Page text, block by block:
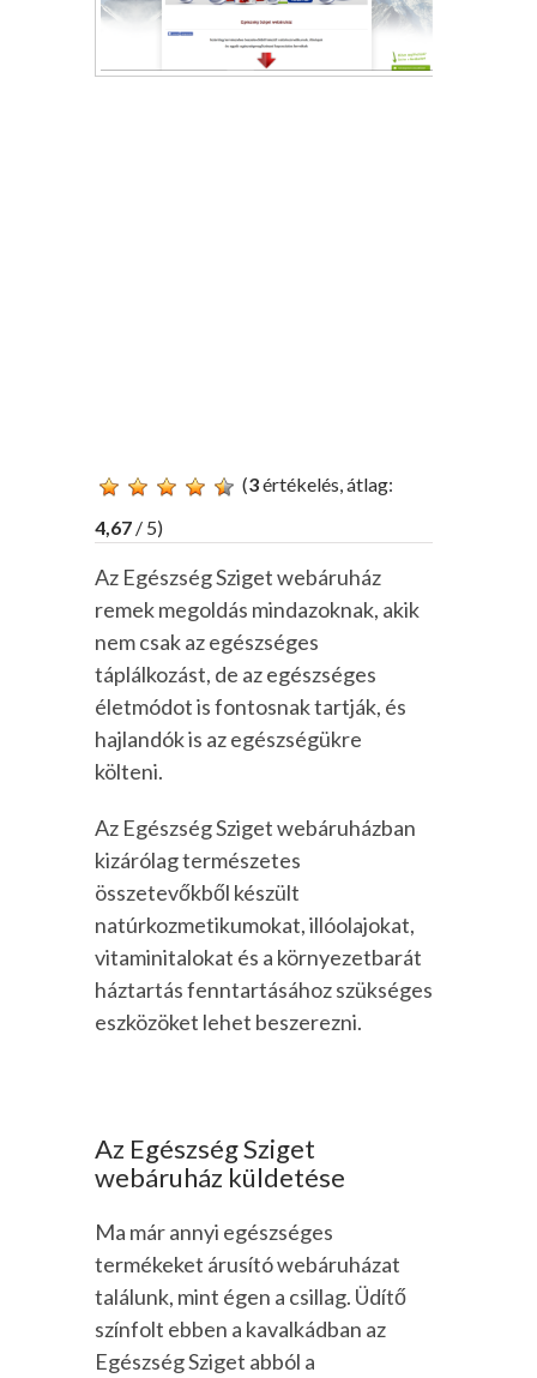
(3értékelés, átlag:
4,67 / 5)
Az Egészség Sziget webáruház
remek megoldás mindazoknak, akik
nem csak az egészséges
táplálkozást, de az egészséges
életmódot is fontosnak tartják, és
hajlandók is az egészségükre
költeni.
Az Egészség Sziget webáruházban
kizárólag természetes
összetevőkből készült
natúrkozmetikumokat, illóolajokat,
vitaminitalokat és a környezetbarát
háztartás fenntartásához szükséges
eszközöket lehet beszerezni.
Az Egészség Sziget
webáruház küldetése
Ma már annyi egészséges
termékeket árusító webáruházat
találunk, mint égen a csillag. Üdítő
színfolt ebben a kavalkádban az
Egészség Sziget abból a